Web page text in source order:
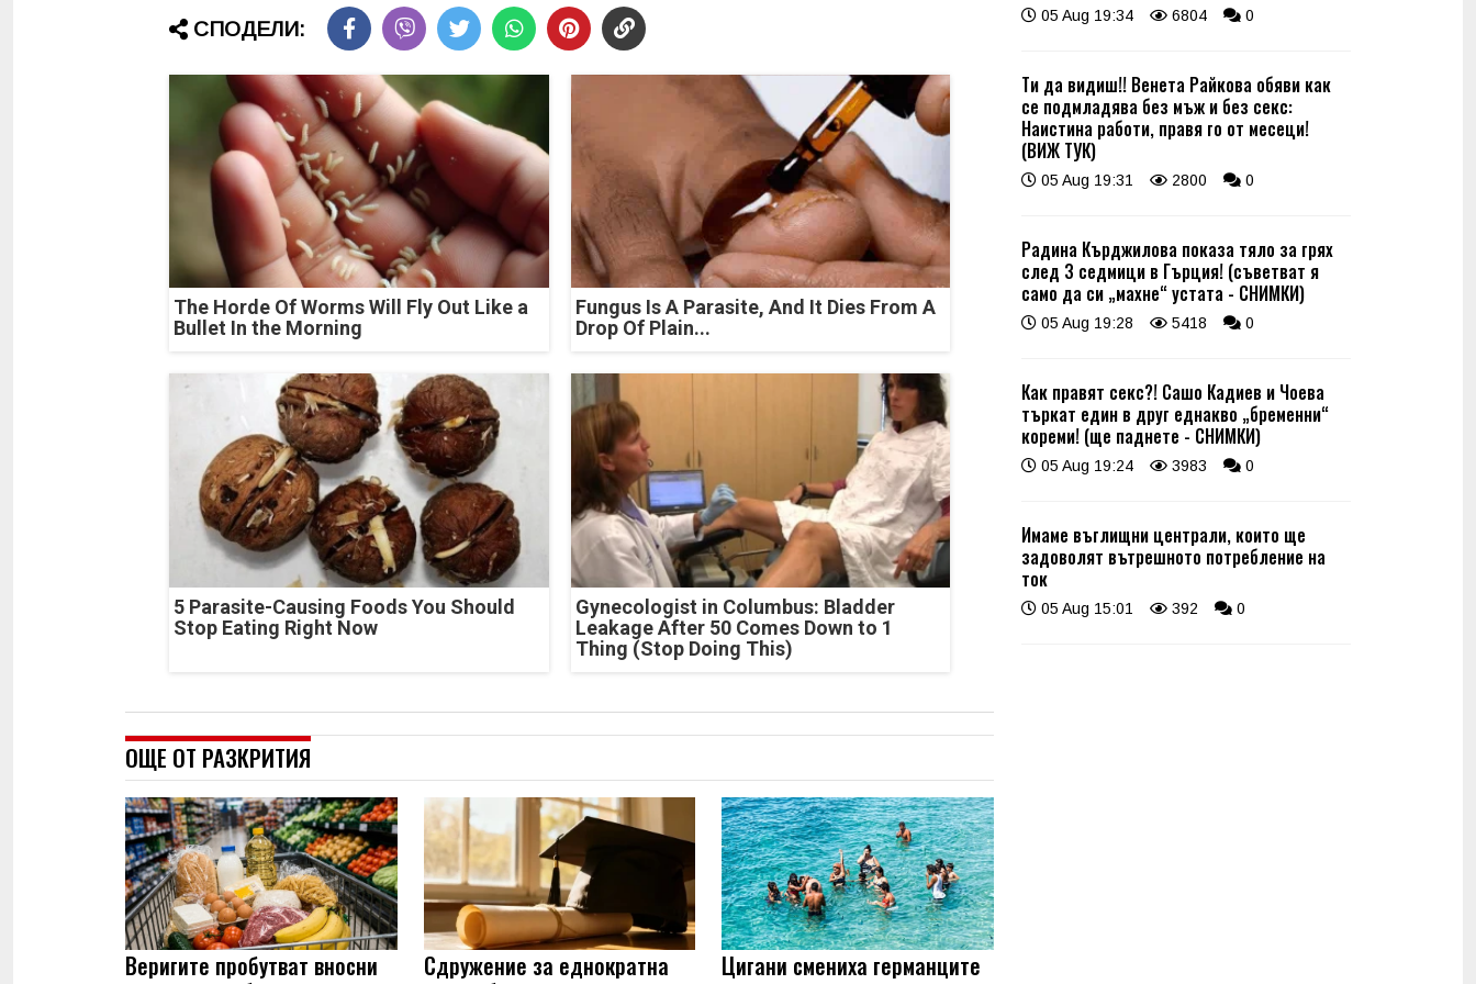
СПОДЕЛИ:
The Horde Of Worms Will Fly Out Like a
Bullet In the Morning
Fungus Is A Parasite, And It Dies From A
Drop Of Plain...
5 Parasite-Causing Foods You Should
Stop Eating Right Now
Gynecologist in Columbus: Bladder
Leakage After 50 Comes Down to 1
Thing (Stop Doing This)
ОЩЕ ОТ РАЗКРИТИЯ
Веригите пробутват вносни
Сдружение за еднократна
Цигани смениха германците
05 Aug 19:34 6804 0
Ти да видиш!! Венета Райкова обяви как
се подмладява без мъж и без секс:
Наистина работи, правя го от месеци!
(ВИЖ ТУК)
05 Aug 19:31 2800 0
Радина Кърджилова показа тяло за грях
след 3 седмици в Гърция! (съветват я
само да си „махне“ устата - СНИМКИ)
05 Aug 19:28 5418 0
Как правят секс?! Сашо Кадиев и Чоева
търкат един в друг еднакво „бременни“
кореми! (ще паднете - СНИМКИ)
05 Aug 19:24 3983 0
Имаме въглищни централи, които ще
задоволят вътрешното потребление на
ток
05 Aug 15:01 392 0